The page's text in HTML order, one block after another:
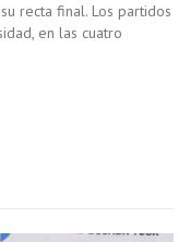
recta final. Los partidos
en las cuatro